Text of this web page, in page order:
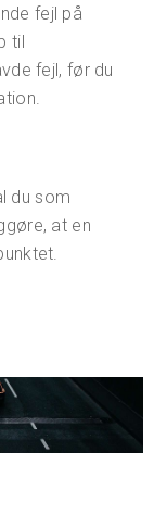
fejl på
til
fejl, før du
du som
at en